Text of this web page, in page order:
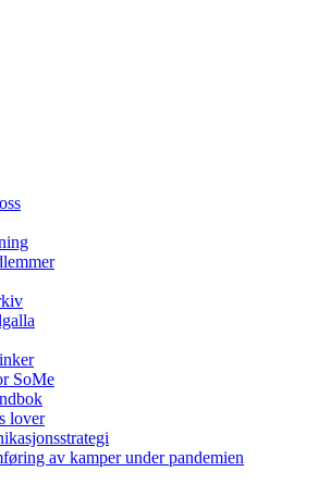
SoMe
lover
av kamper under pandemien